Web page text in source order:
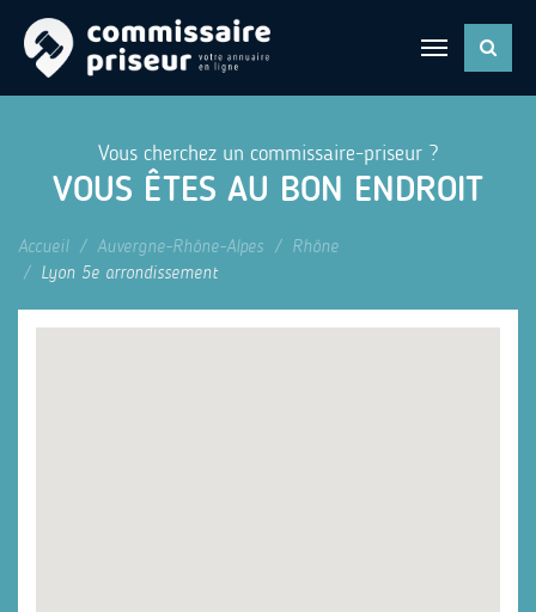
Vous cherchez un commissaire-priseur ?
VOUS ÊTES AU BON ENDROIT
Accueil Auvergne-Rhône-Alpes
Rhône
Lyon 5e arrondissement